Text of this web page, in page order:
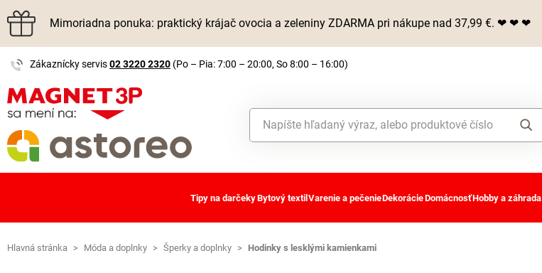
Mimoriadna ponuka: praktický krájač ovocia a zeleniny ZDARMA pri nákupe nad 37,99 €. ❤ ❤ ❤
Zákaznícky servis02 3220 2320 (Po – Pia: 7:00 – 20:00, So 8:00 – 16:00)
Tipy na darčekyBytový textil Varenie a pečenieDekorácieDomácnosťHobby a záhrada
Hlavná stránka > Móda a doplnky > Šperky a doplnky > Hodinky s lesklými kamienkami